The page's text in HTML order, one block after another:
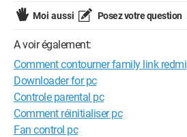
Moi aussi Posez votre question
A voir également:
Comment contourner family link redmi
Downloader for pc
Controle parental pc
Comment réinitialiser pc
Fan control pc